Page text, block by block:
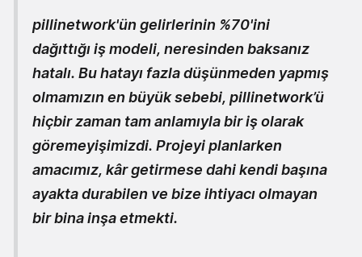
pillinetwork'ün gelirlerinin %70'ini
dağıttığı iş modeli, neresinden baksanız
hatalı. Bu hatayı fazla düşünmeden yapmış
olmamızın en büyük sebebi, pillinetwork’ü
hiçbir zaman tam anlamıyla bir iş olarak
göremeyişimizdi. Projeyi planlarken
amacımız, kâr getirmese dahi kendi başına
ayakta durabilen ve bize ihtiyacı olmayan
bir bina inşa etmekti.